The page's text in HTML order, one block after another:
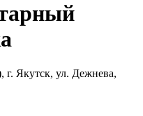
г. Якутск, ул. Дежнева,